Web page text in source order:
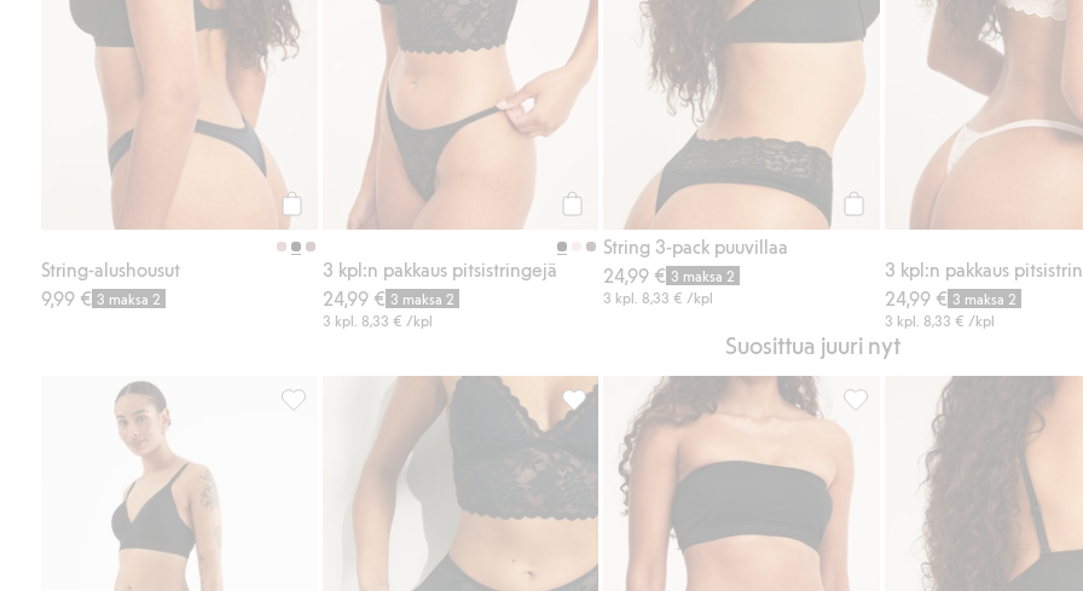
Osta
String-alushousut
9,99 € 3 maksa 2
3 kpl:n pakkaus pitsistringejä
24,99 € 3 maksa 2
3 kpl. 8,33 € /kpl
String 3-pack puuvillaa
24,99 € 3 maksa 2
3 kpl.8,33 € /kpl
3 kpl:n pakkaus
24,99 € 3 maksa 2
3 kpl.8,33 € /kpl
Suosittua juuri nyt
Seamless stringit, Lisää suosikkeihinPitsistringit, Lisää suosikkeihin Stringit, Lisää suosikkeihin